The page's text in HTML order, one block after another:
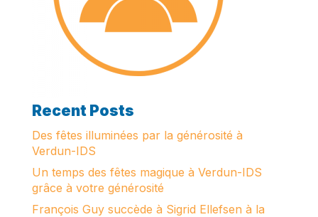
Recent Posts
Des fêtes illuminées par la générosité à
Verdun-IDS
Un temps des fêtes magique à Verdun-IDS
grâce à votre générosité
François Guy succède à Sigrid Ellefsen à la